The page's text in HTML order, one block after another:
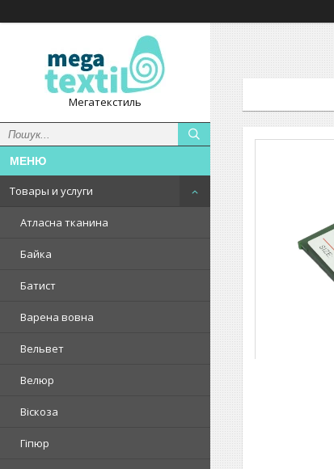
Мегатекстиль
Товары и услуги
Атласна тканина
Байка
Батист
Варена вовна
Вельвет
Велюр
Віскоза
Гіпюр